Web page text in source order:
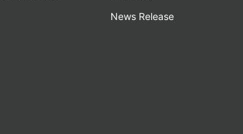
News Release